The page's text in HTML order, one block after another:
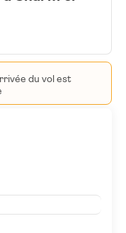
du vol est